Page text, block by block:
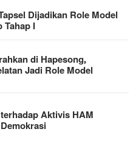
Dijadikan Role Model
Tahap I
di Hapesong,
Jadi Role Model
Aktivis HAM